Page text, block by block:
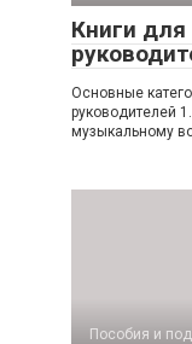
Книги
Основные
руководителей
музыкальному
Пособия и